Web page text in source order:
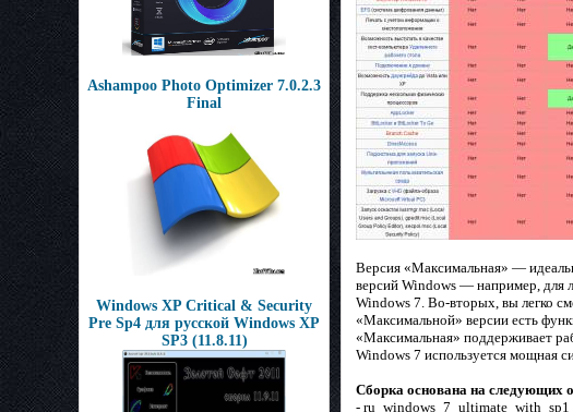
Ashampoo Photo Optimizer 7.0.2.3
Final
Windows XP Critical & Security
Pre Sp4 для русской Windows XP
SP3 (11.8.11)
Версия «Максимальная» —
версий Windows — например, для
Windows 7. Во-вторых, вы легко
«Максимальной» версии есть
«Максимальная» поддерживает
Windows 7 используется мощная
Сборка основана на следующих
-